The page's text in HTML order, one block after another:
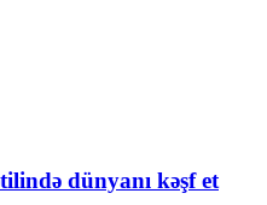
dünyanı kəşf et